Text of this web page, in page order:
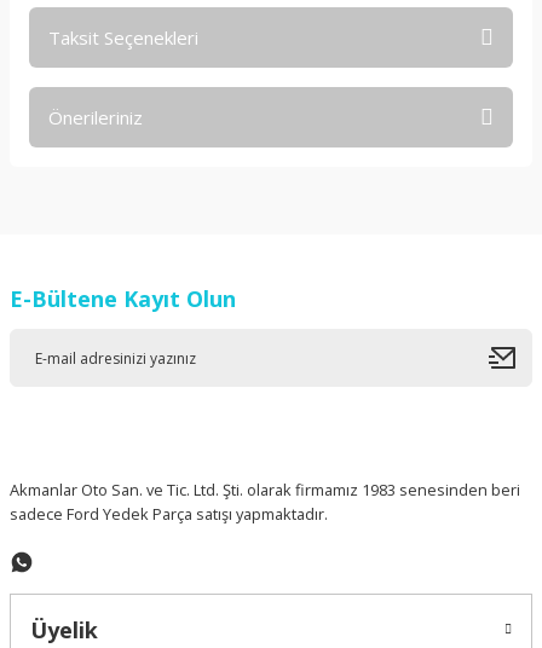
Taksit Seçenekleri
Önerileriniz
Ürün resmi kalitesiz, bozuk veya görüntülenemiyor.
E-Bültene Kayıt Olun
Akmanlar Oto San. ve Tic. Ltd. Şti. olarak firmamız 1983 senesinden beri
sadece Ford Yedek Parça satışı yapmaktadır.
Üyelik